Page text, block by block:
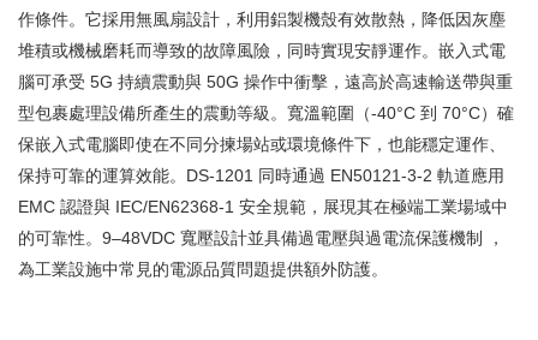
作條件。它採用無風扇設計，利用鋁製機殼有效散熱，降低因灰塵
堆積或機械磨耗而導致的故障風險，同時實現安靜運作。嵌入式電
腦可承受 5G 持續震動與 50G 操作中衝擊，遠高於高速輸送帶與重
型包裹處理設備所產生的震動等級。寬溫範圍（-40°C 到 70°C）確
保嵌入式電腦即使在不同分揀場站或環境條件下，也能穩定運作、
保持可靠的運算效能。DS-1201 同時通過 EN50121-3-2 軌道應用
EMC 認證與 IEC/EN62368-1 安全規範，展現其在極端工業場域中
的可靠性。9–48VDC 寬壓設計並具備過電壓與過電流保護機制 ，
為工業設施中常見的電源品質問題提供額外防護。